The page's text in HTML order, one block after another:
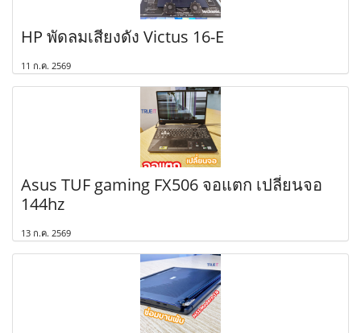
HP พัดลมเสียงดัง Victus 16-E
11 ก.ค. 2569
Asus TUF gaming FX506 จอแตก เปลี่ยนจอ
144hz
13 ก.ค. 2569